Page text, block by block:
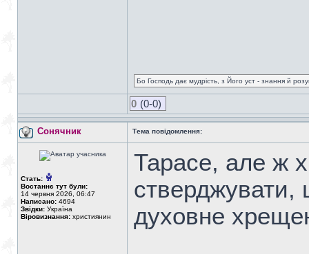
Бо Господь дає мудрість, з Його уст - знання й
0 (0-0)
Сонячник Тема повідомлення:
Стать:
Востаннє тут були:
14 червня 2026, 06:47
Написано: 4694
Звідки: Україна
Віровизнання: християнин
Тарасе, але ж
стверджувати,
духовне